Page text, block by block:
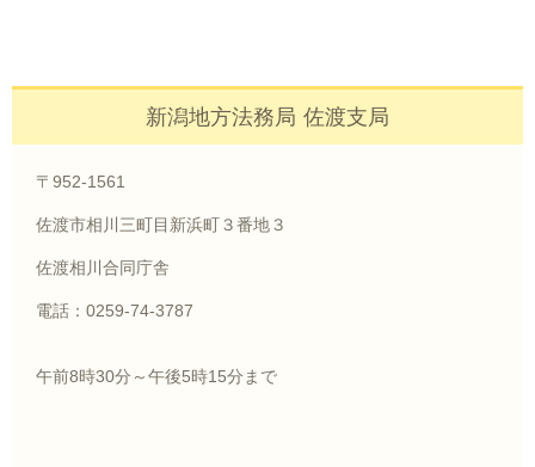
新潟地方法務局 佐渡支局
〒952-1561
佐渡市相川三町目新浜町３番地３
佐渡相川合同庁舎
電話：0259-74-3787
午前8時30分～午後5時15分まで